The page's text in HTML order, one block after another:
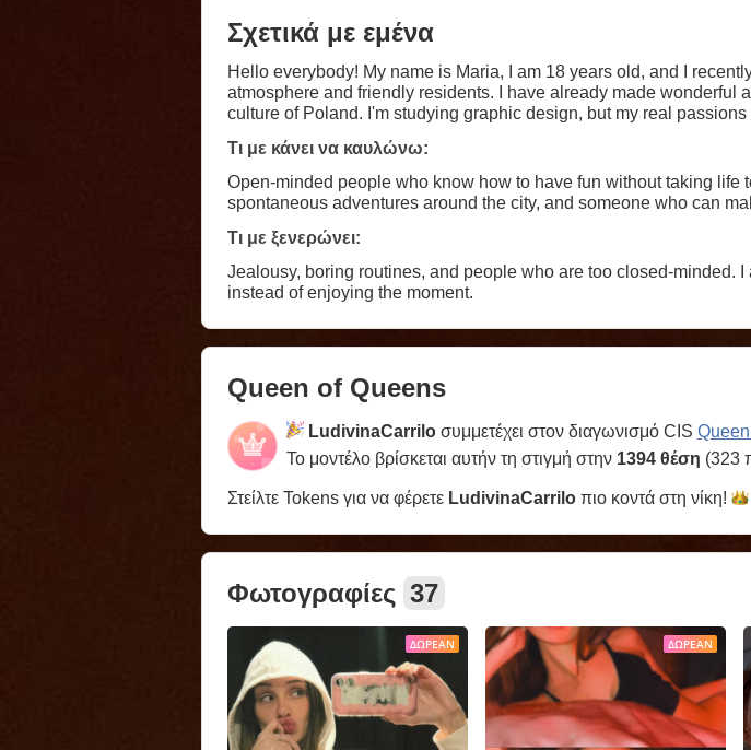
Σχετικά με εμένα
Hello everybody! My name is Maria, I am 18 years old, and I
atmosphere and friendly residents. I have already made wonderful
culture of Poland. I'm studying graphic design, but my real
music and genuine connections. I’m taken but still love to fool
and fun people who share my energy.
Τι με κάνει να καυλώνω:
Open-minded people who know how to have fun without taking life
spontaneous adventures around the city, and someone who can
Τι με ξενερώνει:
Jealousy, boring routines, and people who are too closed-minded.
instead of enjoying the moment.
Queen of Queens
LudivinaCarrilo συμμετέχει στον διαγωνισμό CIS
Το μοντέλο βρίσκεται αυτήν τη στιγμή στην 1394 θέση (323
Στείλτε Tokens για να φέρετε LudivinaCarrilo πιο κοντά στη νίκη!
Φωτογραφίες 37
ΔΩΡΕΆΝ ΔΩΡΕΆΝ